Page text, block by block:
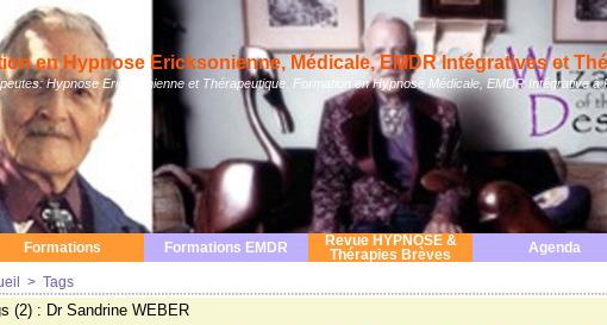
en Hypnose Ericksonienne, Médicale, EMDR Intégratives et
Hypnose Ericksonienne et Thérapeutique. Formation en Hypnose Médicale, EMDR Intégrative
Formations Formations EMDR
Revue HYPNOSE &
Thérapies Brèves
Agenda
> Tags
(2) : Dr Sandrine WEBER